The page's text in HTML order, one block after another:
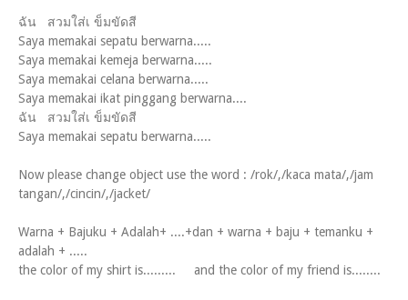
ฉัน สวมใส่เ ข็มขัดสี
Saya memakai sepatu berwarna.....
Saya memakai kemeja berwarna.....
Saya memakai celana berwarna.....
Saya memakai ikat pinggang berwarna....
ฉัน สวมใส่เ ข็มขัดสี
Saya memakai sepatu berwarna.....
Now please change object use the word : /rok/,/kaca mata/,/jam
tangan/,/cincin/,/jacket/
Warna + Bajuku + Adalah+ ....+dan + warna + baju + temanku +
adalah + .....
the color of my shirt is......... and the color of my friend is........